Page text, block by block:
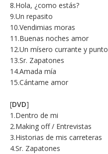
8.Hola, ¿como estás?
9.Un repasito
10.Vendimias moras
11.Buenas noches amor
12.Un mísero currante y punto
13.Sr. Zapatones
14.Amada mía
15.Cántame amor
[DVD]
1.Dentro de mi
2.Making off / Entrevistas
3.Historias de mis carreteras
4.Sr. Zapatones